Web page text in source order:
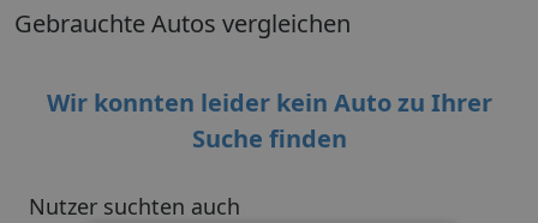
Nutzer suchten auch
Gebrauchte Autos vergleichen
Wir konnten leider kein Auto zu Ihrer
Suche finden